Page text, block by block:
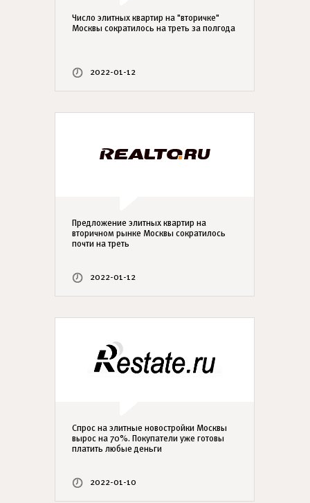
Число элитных квартир на "вторичке"
Москвы сократилось на треть за полгода
2022-01-12
Предложение элитных квартир на
вторичном рынке Москвы сократилось
почти на треть
2022-01-12
Спрос на элитные новостройки Москвы
вырос на 70%. Покупатели уже готовы
платить любые деньги
2022-01-10